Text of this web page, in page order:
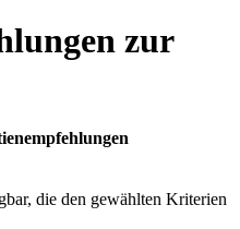
zur
die den gewählten Kriterien